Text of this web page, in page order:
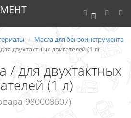
0
Масла для бензоинструмента
двухтактных двигателей (1 л)
/ для двухтактных
(1 л)
980008607)